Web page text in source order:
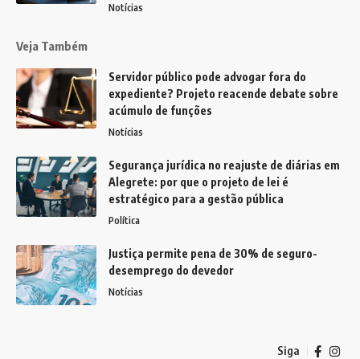
Notícias
Veja Também
Servidor público pode advogar fora do
expediente? Projeto reacende debate sobre
acúmulo de funções
Notícias
Segurança jurídica no reajuste de diárias em
Alegrete: por que o projeto de lei é
estratégico para a gestão pública
Política
Justiça permite pena de 30% de seguro-
desemprego do devedor
Notícias
Siga